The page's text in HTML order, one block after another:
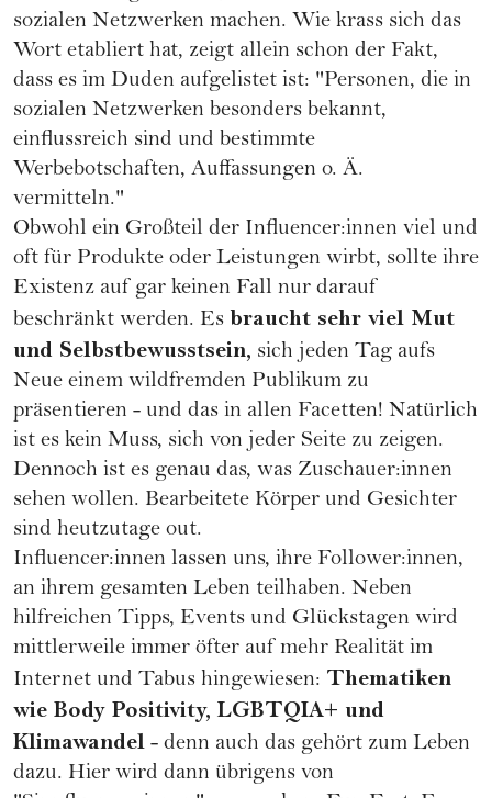
sozialen Netzwerken machen. Wie krass sich das
Wort etabliert hat, zeigt allein schon der Fakt,
dass es im Duden aufgelistet ist: "Personen, die in
sozialen Netzwerken besonders bekannt,
einflussreich sind und bestimmte
Werbebotschaften, Auffassungen o. Ä.
vermitteln."
Obwohl ein Großteil der Influencer:innen viel und
oft für Produkte oder Leistungen wirbt, sollte ihre
Existenz auf gar keinen Fall nur darauf
beschränkt werden. Es braucht sehr viel Mut
und Selbstbewusstsein, sich jeden Tag aufs
Neue einem wildfremden Publikum zu
präsentieren - und das in allen Facetten! Natürlich
ist es kein Muss, sich von jeder Seite zu zeigen.
Dennoch ist es genau das, was Zuschauer:innen
sehen wollen. Bearbeitete Körper und Gesichter
sind heutzutage out.
Influencer:innen lassen uns, ihre Follower:innen,
an ihrem gesamten Leben teilhaben. Neben
hilfreichen Tipps, Events und Glückstagen wird
mittlerweile immer öfter auf mehr Realität im
Internet und Tabus hingewiesen: Thematiken
wie Body Positivity, LGBTQIA+ und
Klimawandel - denn auch das gehört zum Leben
dazu. Hier wird dann übrigens von